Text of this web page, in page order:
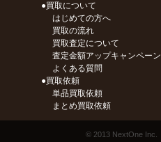
●買取について
はじめての方へ
買取の流れ
買取査定について
査定金額アップキャンペーン
よくある質問
●買取依頼
単品買取依頼
まとめ買取依頼
© 2013 NextOne Inc.